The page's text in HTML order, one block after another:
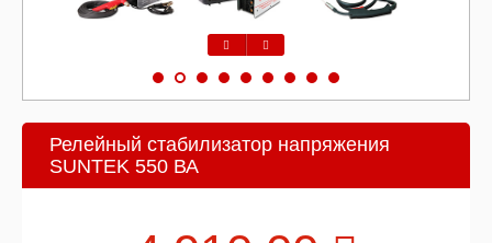
Релейный стабилизатор напряжения
SUNTEK 550 ВА